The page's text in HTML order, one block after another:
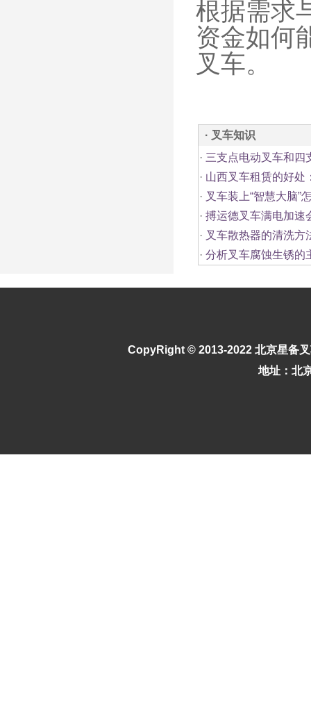
根据需求
资金如何
叉车。
· 叉车知识
· 三支点电动叉车和四
· 山西叉车租赁的好处
· 叉车装上“智慧大脑”
· 搏运德叉车满电加速
· 叉车散热器的清洗方
· 分析叉车腐蚀生锈的
CopyRight © 2013-2022 北京星备
地址：北